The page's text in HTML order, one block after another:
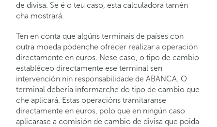
de divisa. Se é o teu caso, esta calculadora tamén
cha mostrará.
Ten en conta que algúns terminais de países con
outra moeda pódenche ofrecer realizar a operación
directamente en euros. Nese caso, o tipo de cambio
establéceo directamente ese terminal sen
intervención nin responsabilidade de ABANCA. O
terminal debería informarche do tipo de cambio que
che aplicará. Estas operacións tramitaranse
directamente en euros, polo que en ningún caso
aplicarase a comisión de cambio de divisa que poida